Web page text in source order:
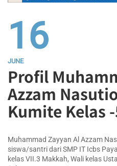
16
JUNE
Profil
Azzam
Kumite Kelas
Muhammad Zayyan Al Azzam
siswa/santri dari SMP IT Icbs
kelas VII.3 Makkah, Wali kelas